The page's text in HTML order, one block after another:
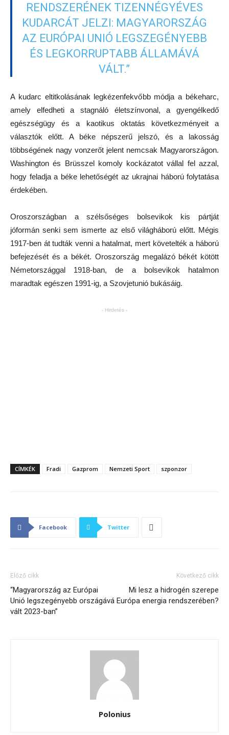
RENDSZERÉNEK TIZENNÉGYÉVES
KUDARCÁT JELZI: MAGYARORSZÁG
AZ EURÓPAI UNIÓ LEGSZEGÉNYEBB
ÉS LEGKORRUPTABB ÁLLAMÁVÁ
VÁLT.”
A kudarc eltitkolásának legkézenfekvőbb módja a békeharc,
amely elfedheti a stagnáló életszínvonal, a gyengélkedő
egészségügy és a kaotikus oktatás következményeit a
választók előtt. A béke népszerű jelszó, és a lakosság
többségének nagy vonzerőt jelent nemcsak Magyarországon.
Washington és Brüsszel komoly kockázatot vállal fel azzal,
hogy feladja a béke lehetőségét az ukrajnai háború folytatása
érdekében.
Oroszországban a szélsőséges bolsevikok kis pártját
jóformán senki sem ismerte az első világháború előtt. Mégis
1917-ben át tudták venni a hatalmat, mert követelték a háború
befejezését és a békét. Oroszország megalázó békét kötött
Németországgal 1918-ban, de a bolsevikok hatalmon
maradtak egészen 1991-ig, a Szovjetunió bukásáig.
- Hirdetés -
CÍMKÉK Fradi Gazprom Nemzeti Sport szponzor
Facebook Twitter
Előző cikk
“Magyarország az Európai
Unió legszegényebb országává
vált 2023-ban”
Következő cikk
Mi lesz a hidrogén szerepe
Európa energia rendszerében?
Polonius